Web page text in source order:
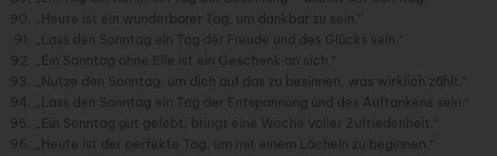
„Heute ist ein wunderbarer Tag, um dankbar zu sein.“
„Lass den Sonntag ein Tag der Freude und des Glücks sein.“
„Ein Sonntag ohne Eile ist ein Geschenk an sich.“
„Nutze den Sonntag, um dich auf das zu besinnen, was wirklich zählt.“
„Lass den Sonntag ein Tag der Entspannung und des Auftankens sein.“
„Ein Sonntag gut gelebt, bringt eine Woche voller Zufriedenheit.“
„Heute ist der perfekte Tag, um mit einem Lächeln zu beginnen.“